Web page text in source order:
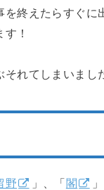
終えたらすぐに
！
れてしまいまし
野 」、「閣